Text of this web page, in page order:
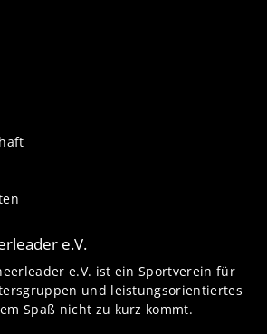
e.V.
e.V. ist ein Sportverein für
und leistungsorientiertes
Spaß nicht zu kurz kommt.